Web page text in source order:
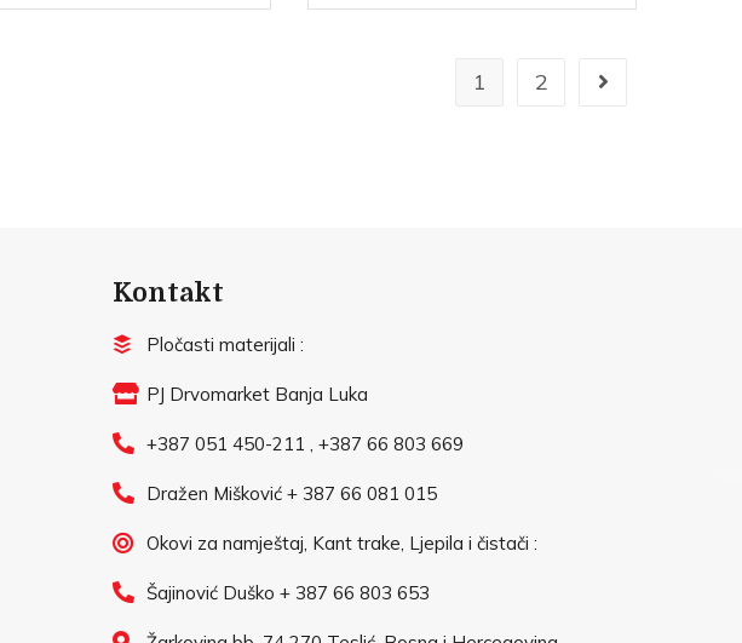
1 2
Kontakt
Pločasti materijali :
PJ Drvomarket Banja Luka
+387 051 450-211 , +387 66 803 669
Dražen Mišković + 387 66 081 015
Okovi za namještaj, Kant trake, Ljepila i čistači :
Šajinović Duško + 387 66 803 653